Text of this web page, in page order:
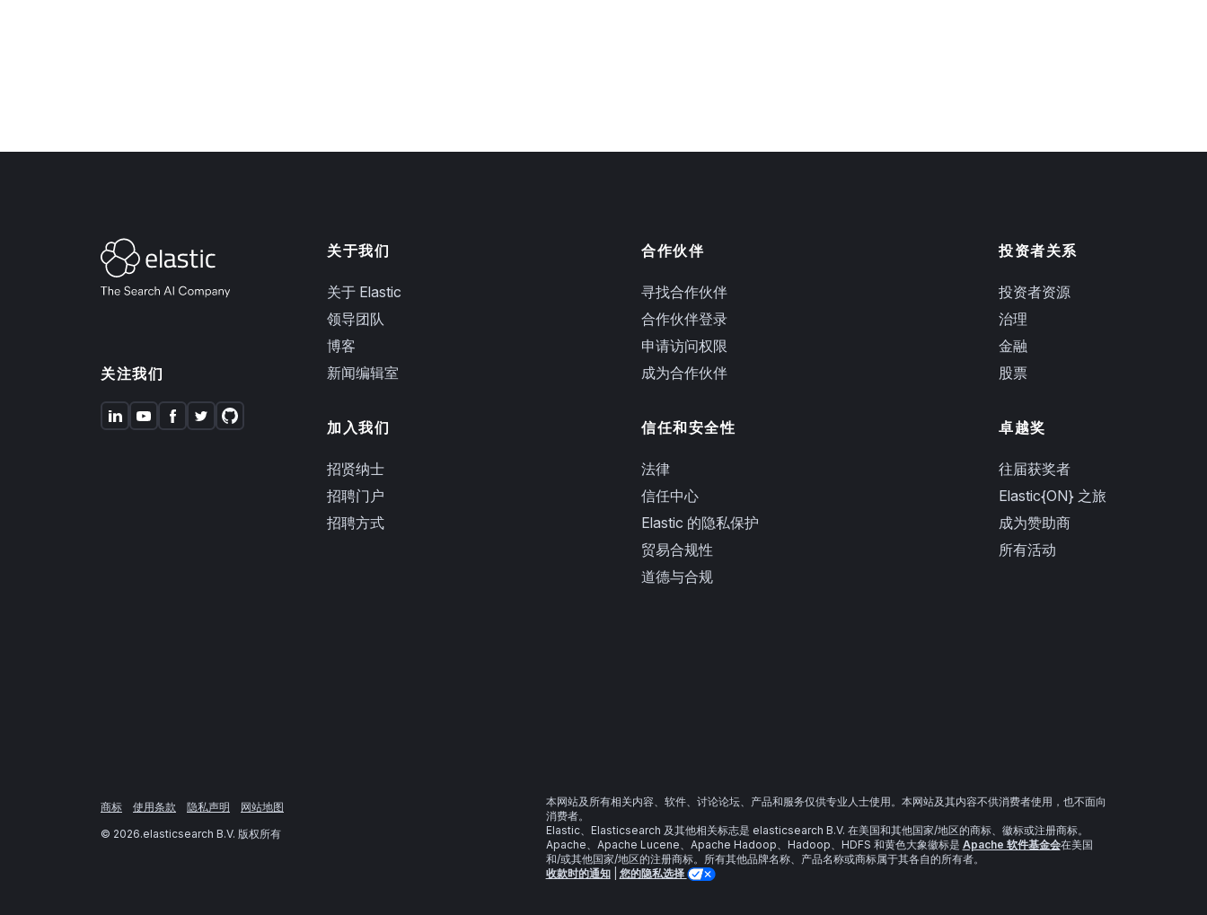
关注我们
关于我们
关于 Elastic
领导团队
博客
新闻编辑室
加入我们
招贤纳士
招聘门户
招聘方式
合作伙伴
寻找合作伙伴
合作伙伴登录
申请访问权限
成为合作伙伴
信任和安全性
法律
信任中心
Elastic 的隐私保护
贸易合规性
道德与合规
投资者关系
投资者资源
治理
金融
股票
卓越奖
往届获奖者
Elastic{ON} 之旅
成为赞助商
所有活动
商标 使用条款 隐私声明
网站地图
© 2026.elasticsearch B.V. 版权所有
本网站及所有相关内容、软件、讨论论坛、产品和服务仅供专业人士使用。本网站及其内容不供消费者使用，也不面向
消费者。
Elastic、Elasticsearch 及其他相关标志是 elasticsearch B.V. 在美国和其他国家/地区的商标、徽标或注册商标。
Apache、Apache Lucene、Apache Hadoop、Hadoop、HDFS 和黄色大象徽标是 Apache 软件基金会在美国
和/或其他国家/地区的注册商标。所有其他品牌名称、产品名称或商标属于其各自的所有者。
收款时的通知| 您的隐私选择